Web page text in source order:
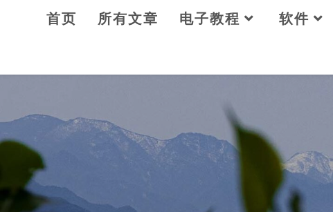
首页 所有文章 电子教程 软件